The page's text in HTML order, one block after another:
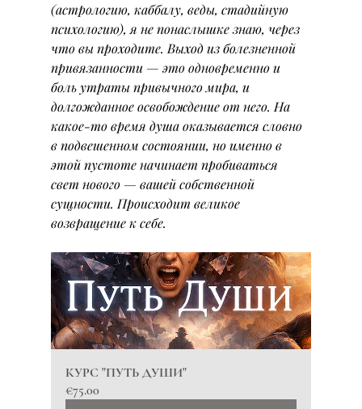
(астрологию, каббалу, веды, стадийную
психологию), я не понаслышке знаю, через
что вы проходите. Выход из болезненной
привязанности — это одновременно и
боль утраты привычного мира, и
долгожданное освобождение от него. На
какое-то время душа оказывается словно
в подвешенном состоянии, но именно в
этой пустоте начинает пробиваться
свет нового — вашей собственной
сущности. Происходит великое
возвращение к себе.
КУРС "ПУТЬ ДУШИ"
€75.00